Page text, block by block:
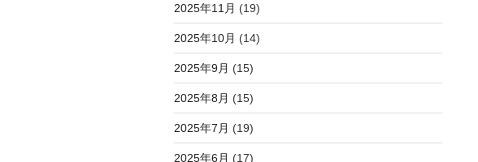
2025年11月 (19)
2025年10月 (14)
2025年9月 (15)
2025年8月 (15)
2025年7月 (19)
2025年6月 (17)